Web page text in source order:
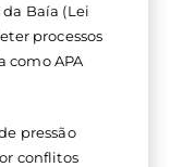
Baía (Lei
processos
como APA
pressão
conflitos